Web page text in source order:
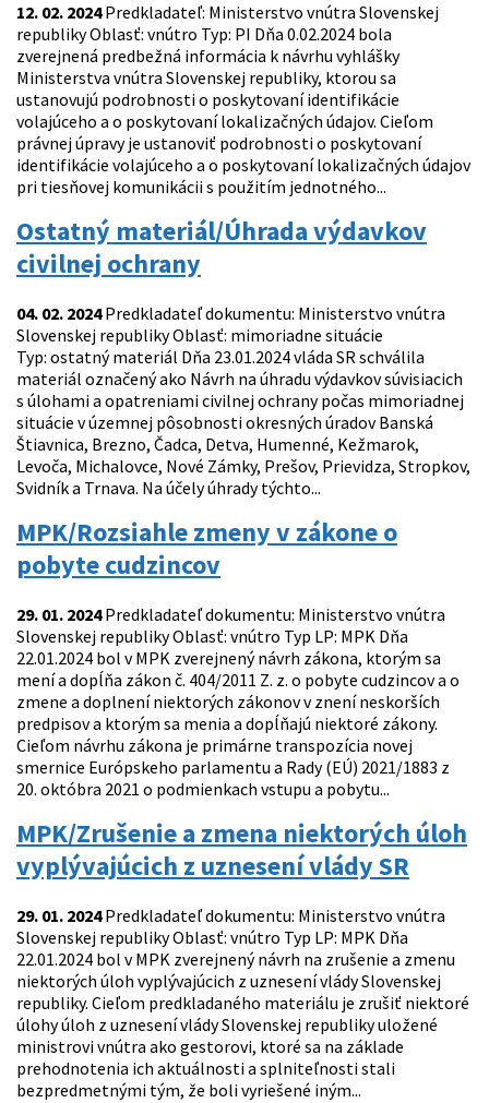
12. 02. 2024Predkladateľ: Ministerstvo vnútra Slovenskej
republiky Oblasť: vnútro Typ: PI Dňa 0.02.2024 bola
zverejnená predbežná informácia k návrhu vyhlášky
Ministerstva vnútra Slovenskej republiky, ktorou sa
ustanovujú podrobnosti o poskytovaní identifikácie
volajúceho a o poskytovaní lokalizačných údajov. Cieľom
právnej úpravy je ustanoviť podrobnosti o poskytovaní
identifikácie volajúceho a o poskytovaní lokalizačných údajov
pri tiesňovej komunikácii s použitím jednotného...
Ostatný materiál/Úhrada výdavkov
civilnej ochrany
04. 02. 2024Predkladateľ dokumentu: Ministerstvo vnútra
Slovenskej republiky Oblasť: mimoriadne situácie
Typ: ostatný materiál Dňa 23.01.2024 vláda SR schválila
materiál označený ako Návrh na úhradu výdavkov súvisiacich
s úlohami a opatreniami civilnej ochrany počas mimoriadnej
situácie v územnej pôsobnosti okresných úradov Banská
Štiavnica, Brezno, Čadca, Detva, Humenné, Kežmarok,
Levoča, Michalovce, Nové Zámky, Prešov, Prievidza, Stropkov,
Svidník a Trnava. Na účely úhrady týchto...
MPK/Rozsiahle zmeny v zákone o
pobyte cudzincov
29. 01. 2024Predkladateľ dokumentu: Ministerstvo vnútra
Slovenskej republiky Oblasť: vnútro Typ LP: MPK Dňa
22.01.2024 bol v MPK zverejnený návrh zákona, ktorým sa
mení a dopĺňa zákon č. 404/2011 Z. z. o pobyte cudzincov a o
zmene a doplnení niektorých zákonov v znení neskorších
predpisov a ktorým sa menia a dopĺňajú niektoré zákony.
Cieľom návrhu zákona je primárne transpozícia novej
smernice Európskeho parlamentu a Rady (EÚ) 2021/1883 z
20. októbra 2021 o podmienkach vstupu a pobytu...
MPK/Zrušenie a zmena niektorých úloh
vyplývajúcich z uznesení vlády SR
29. 01. 2024Predkladateľ dokumentu: Ministerstvo vnútra
Slovenskej republiky Oblasť: vnútro Typ LP: MPK Dňa
22.01.2024 bol v MPK zverejnený návrh na zrušenie a zmenu
niektorých úloh vyplývajúcich z uznesení vlády Slovenskej
republiky. Cieľom predkladaného materiálu je zrušiť niektoré
úlohy úloh z uznesení vlády Slovenskej republiky uložené
ministrovi vnútra ako gestorovi, ktoré sa na základe
prehodnotenia ich aktuálnosti a splniteľnosti stali
bezpredmetnými tým, že boli vyriešené iným...